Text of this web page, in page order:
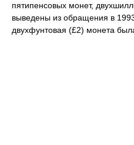
пятипенсовых монет,
выведены из обращения в
двухфунтовая (£2) монета